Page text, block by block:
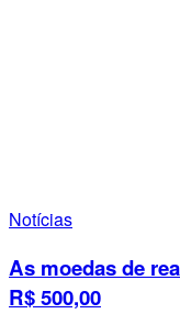
Notícias
As moedas de
R$ 500,00